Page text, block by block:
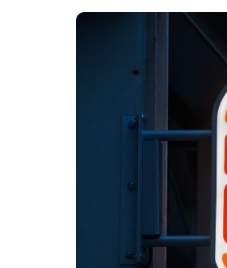
Itausa
Petrobrás
Ver todos